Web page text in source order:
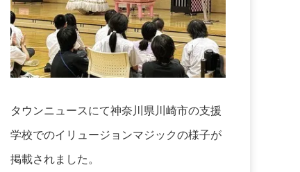
タウンニュースにて神奈川県川崎市の支援
学校でのイリュージョンマジックの様子が
掲載されました。